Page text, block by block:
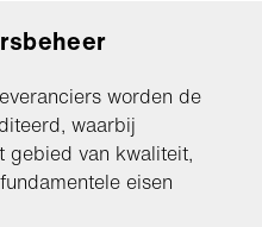
worden de
waarbij
gebied van kwaliteit,
eisen